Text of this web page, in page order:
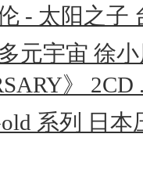
- 太阳之子
元宇宙 徐
》 2CD
系列 日本